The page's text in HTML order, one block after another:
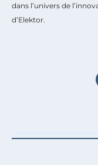
dans l’univers de
d’Elektor.